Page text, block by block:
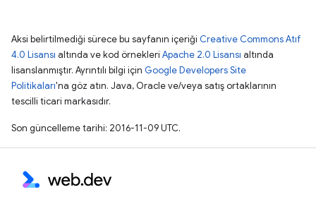
Aksi belirtilmediği sürece bu sayfanın içeriği Creative Commons Atıf
4.0 Lisansı altında ve kod örnekleri Apache 2.0 Lisansı altında
lisanslanmıştır. Ayrıntılı bilgi için Google Developers Site
Politikaları'na göz atın. Java, Oracle ve/veya satış ortaklarının
tescilli ticari markasıdır.
Son güncelleme tarihi: 2016-11-09 UTC.